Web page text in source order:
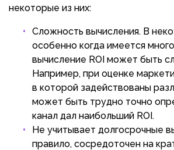
некоторые из них:
Сложность вычисления. В
особенно когда имеется
вычисление ROI может быть
Например, при оценке
в которой задействованы
может быть трудно точно
канал дал наибольший ROI.
Не учитывает долгосрочные
правило, сосредоточен на